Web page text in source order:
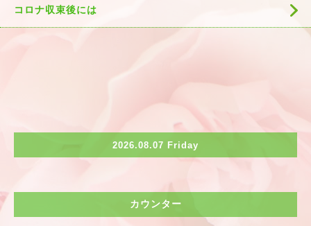
コロナ収束後には
2026.08.07 Friday
カウンター